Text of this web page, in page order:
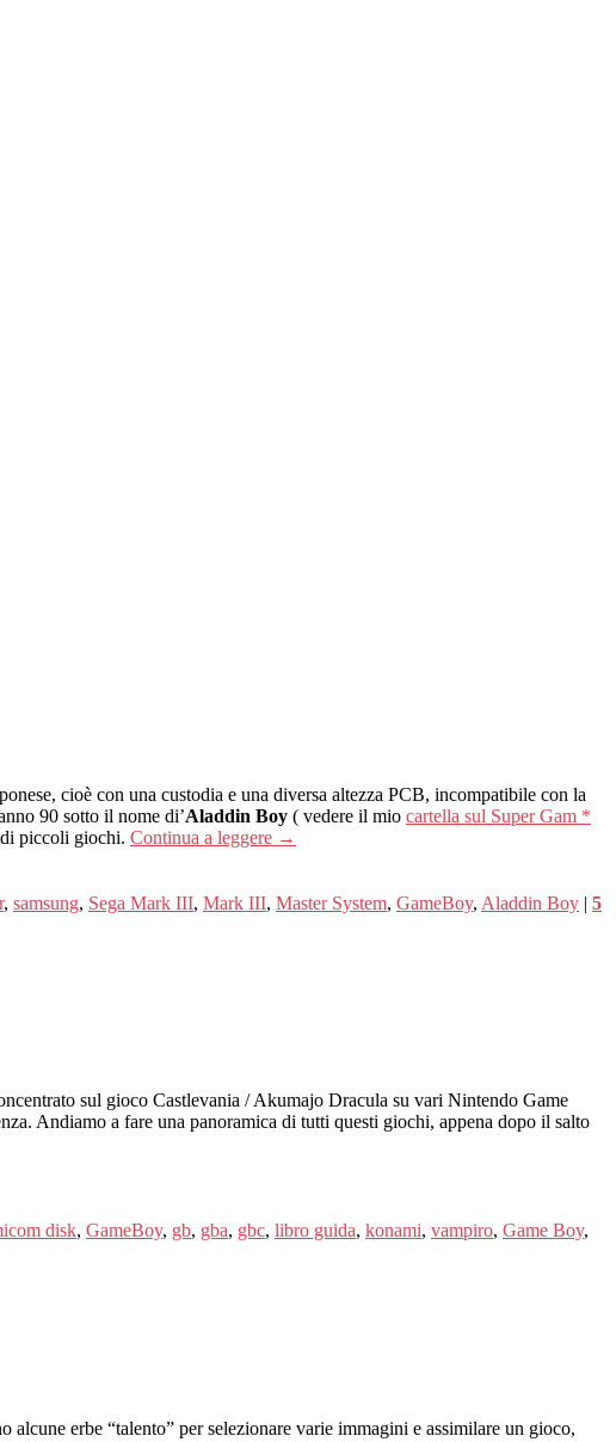
cioè con una custodia e una diversa altezza PCB, incompatibile con la
90 sotto il nome di’Aladdin Boy ( vedere il mio cartella sul Super Gam *
piccoli giochi. Continua a leggere →
, samsung, Sega Mark III, Mark III, Master System, GameBoy, Aladdin Boy | 5
sul gioco Castlevania / Akumajo Dracula su vari Nintendo Game
Andiamo a fare una panoramica di tutti questi giochi, appena dopo il salto
disk, GameBoy, gb, gba, gbc, libro guida, konami, vampiro, Game Boy,
erbe “talento” per selezionare varie immagini e assimilare un gioco,